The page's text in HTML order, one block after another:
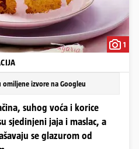
1
omiljene izvore na Googleu
suhog voća i korice
sjedinjeni jaja i maslac, a
se glazurom od